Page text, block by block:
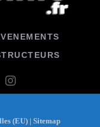
(EU) | Sitemap